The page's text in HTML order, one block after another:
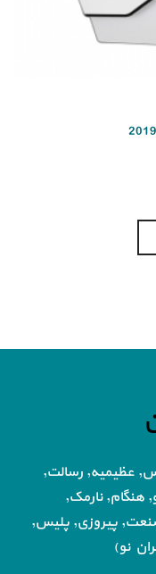
عظیمیه, رسالت,
هنگام, نارمک,
پیروزی, پلیس,
نو)